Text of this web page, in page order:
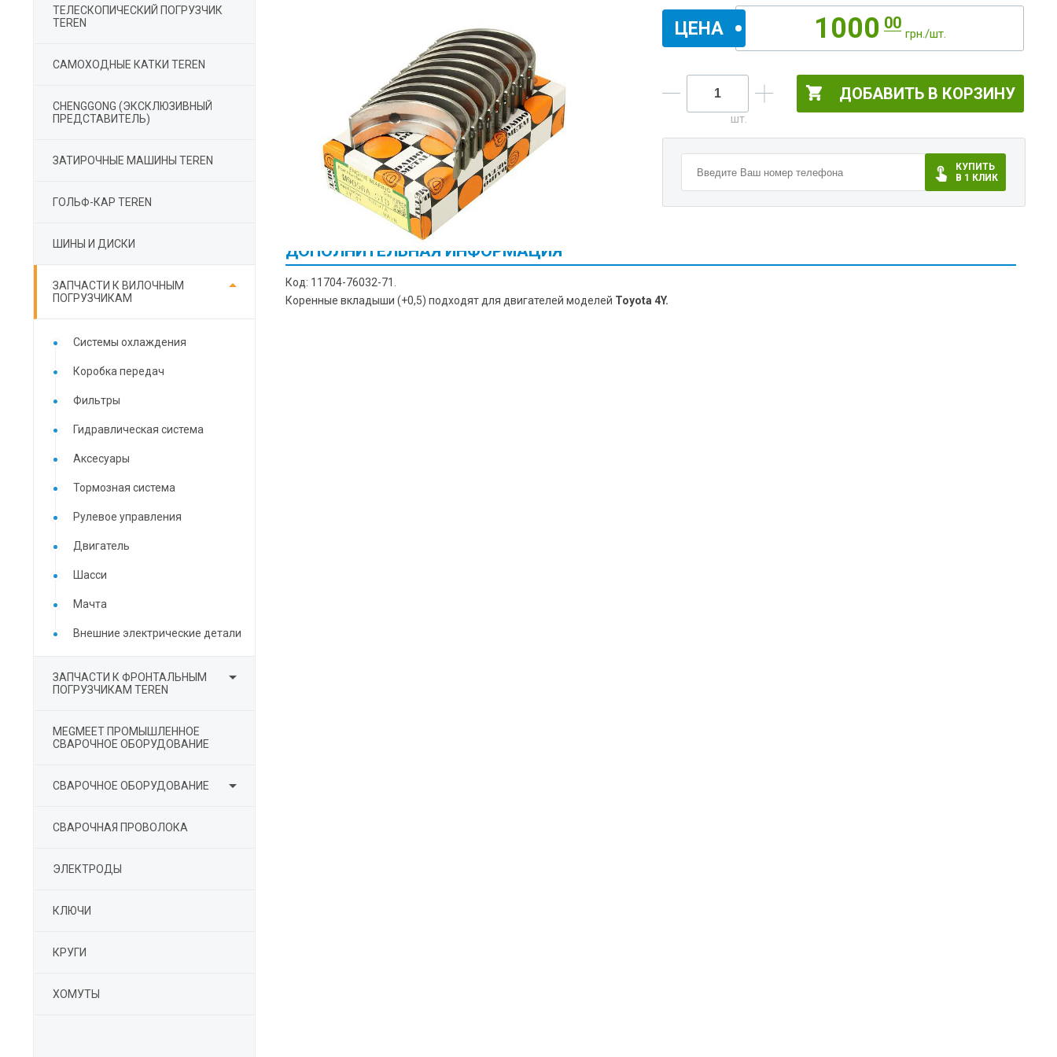
ТЕЛЕСКОПИЧЕСКИЙ ПОГРУЗЧИК
TEREN
САМОХОДНЫЕ КАТКИ TEREN
СHENGGONG (ЭКСКЛЮЗИВНЫЙ
ПРЕДСТАВИТЕЛЬ)
ЗАТИРОЧНЫЕ МАШИНЫ TEREN
ГОЛЬФ-КАР TEREN
ШИНЫ И ДИСКИ
ЗАПЧАСТИ К ВИЛОЧНЫМ
ПОГРУЗЧИКАМ

Cистемы охлаждения
Коробка передач
Фильтры
Гидравлическая система
Аксесуары
Тормозная система
Рулевое управления
Двигатель
Шасси
Мачта
Внешние электрические детали
ЗАПЧАСТИ К ФРОНТАЛЬНЫМ
ПОГРУЗЧИКАМ TEREN

MEGMEET ПРОМЫШЛЕННОЕ
СВАРОЧНОЕ ОБОРУДОВАНИЕ
СВАРОЧНОЕ ОБОРУДОВАНИЕ 
СВАРОЧНАЯ ПРОВОЛОКА
ЭЛЕКТРОДЫ
КЛЮЧИ
КРУГИ
ХОМУТЫ
1000 00
грн./шт.
ЦЕНА
ДОБАВИТЬ В КОРЗИНУ
КУПИТЬ
В 1 КЛИК
ДОПОЛНИТЕЛЬНАЯ ИНФОРМАЦИЯ
Код: 11704-76032-71.
Коренные вкладыши (+0,5) подходят для двигателей моделей Toyota 4Y.